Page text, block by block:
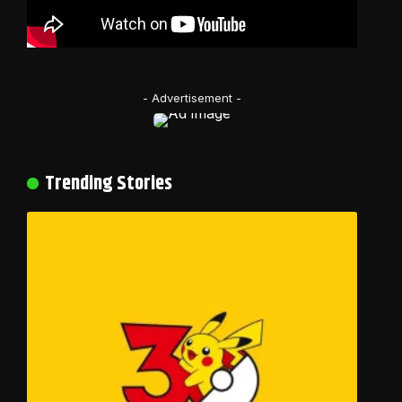
- Advertisement -
Trending Stories